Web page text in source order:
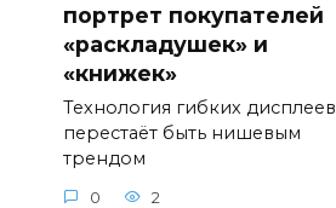
портрет покупателей
«раскладушек» и
«книжек»
Технология гибких дисплеев
перестаёт быть нишевым
трендом
0 2